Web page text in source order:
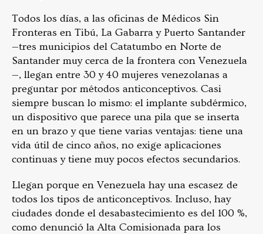
Todos los días, a las oficinas de Médicos Sin
Fronteras en Tibú, La Gabarra y Puerto Santander
—tres municipios del Catatumbo en Norte de
Santander muy cerca de la frontera con Venezuela
—, llegan entre 30 y 40 mujeres venezolanas a
preguntar por métodos anticonceptivos. Casi
siempre buscan lo mismo: el implante subdérmico,
un dispositivo que parece una pila que se inserta
en un brazo y que tiene varias ventajas: tiene una
vida útil de cinco años, no exige aplicaciones
continuas y tiene muy pocos efectos secundarios.
Llegan porque en Venezuela hay una escasez de
todos los tipos de anticonceptivos. Incluso, hay
ciudades donde el desabastecimiento es del 100 %,
como denunció la Alta Comisionada para los